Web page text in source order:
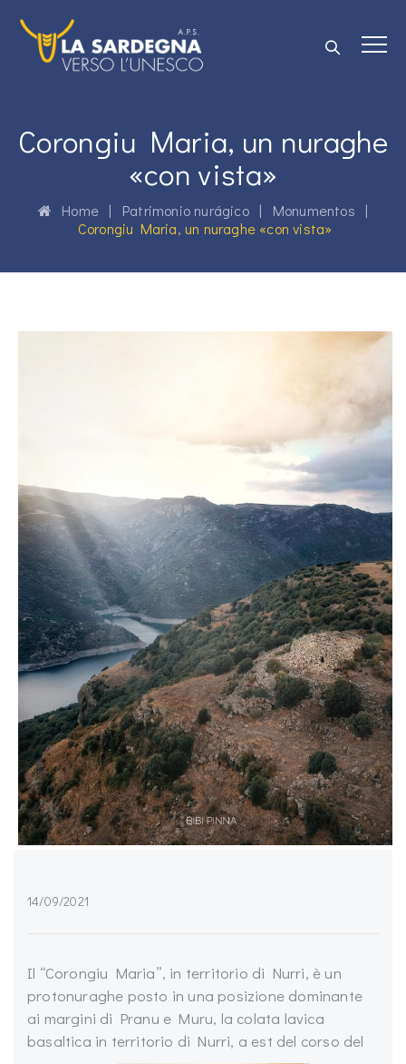
Corongiu Maria, un nuraghe
«con vista»
Home| Patrimonio nurágico| Monumentos |
Corongiu Maria, un nuraghe «con vista»
14/09/2021
Il “Corongiu Maria”, in territorio di Nurri, è un
protonuraghe posto in una posizione dominante
ai margini di Pranu e Muru, la colata lavica
basaltica in territorio di Nurri, a est del corso del